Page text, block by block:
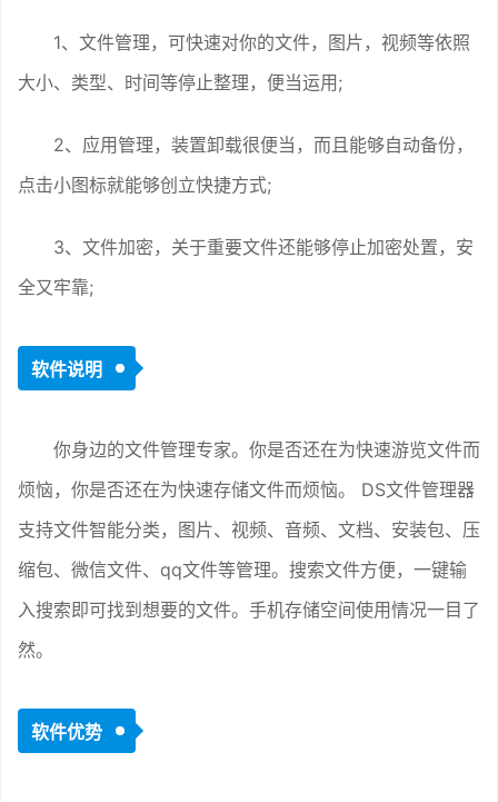
1、文件管理，可快速对你的文件，图片，视频等依照
大小、类型、时间等停止整理，便当运用;
2、应用管理，装置卸载很便当，而且能够自动备份，
点击小图标就能够创立快捷方式;
3、文件加密，关于重要文件还能够停止加密处置，安
全又牢靠;
软件说明
你身边的文件管理专家。你是否还在为快速游览文件而
烦恼，你是否还在为快速存储文件而烦恼。 DS文件管理器
支持文件智能分类，图片、视频、音频、文档、安装包、压
缩包、微信文件、qq文件等管理。搜索文件方便，一键输
入搜索即可找到想要的文件。手机存储空间使用情况一目了
然。
软件优势